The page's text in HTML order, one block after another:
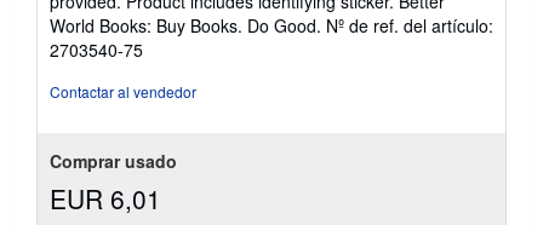
estrellas
World Books: Buy Books. Do Good. Nº de ref. del artículo:
2703540-75
Contactar al vendedor
Comprar usado
EUR 6,01